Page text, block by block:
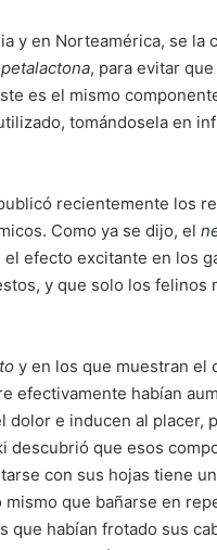
y en Norteamérica, se la
, para evitar
es el mismo
tomándosela en
recientemente los
Como ya se dijo, el
efecto excitante en los
y que solo los felinos
y en los que muestran el
efectivamente habían
e inducen al placer,
descubrió que esos
con sus hojas tiene
que bañarse en
habían frotado sus